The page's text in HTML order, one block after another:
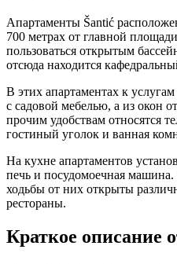
Апартаменты Šantić
700 метрах от главной
пользоваться открытым
отсюда находится
В этих апартаментах к
с садовой мебелью, а из окон
прочим удобствам относятся
гостиный уголок и ванная
На кухне апартаментов
печь и посудомоечная
ходьбы от них открыты
рестораны.
Краткое описание